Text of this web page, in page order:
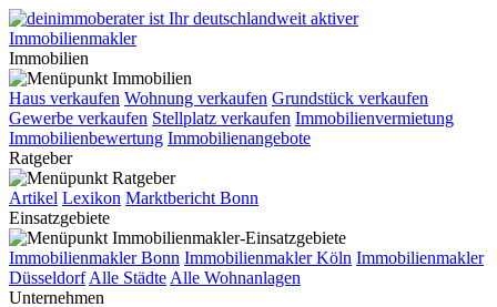
Immobilien
Haus verkaufen Wohnung verkaufen Grundstück verkaufen
Gewerbe verkaufen Stellplatz verkaufen Immobilienvermietung
Immobilienbewertung Immobilienangebote
Ratgeber
Artikel Lexikon Marktbericht Bonn
Einsatzgebiete
Immobilienmakler Bonn Immobilienmakler Köln Immobilienmakler
Düsseldorf Alle Städte Alle Wohnanlagen
Unternehmen